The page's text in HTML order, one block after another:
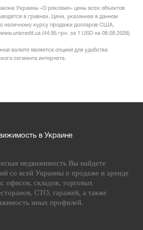
Украины «О рекламе» цены всех объектов
в гривнах. Цена, указанная в данном
наличному курсу продажи долларов США,
(44.95 грн. за 1 USD на 08.08.2026)
валюте является опцией для удобства
сегмента интернета.
в Украине
недвижимость Вы найдете
со всей Украины о продаже и аренде
офисов, складов, торговых
СТО, гаражей, а также
иных профилей.